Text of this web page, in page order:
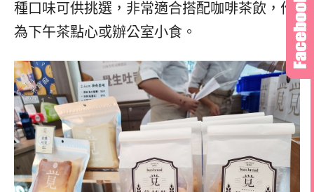
種口味可供挑選，非常適合搭配咖啡茶飲，作
為下午茶點心或辦公室小食。